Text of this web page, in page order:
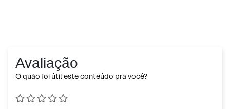
Avaliação
O quão foi útil este conteúdo pra você?